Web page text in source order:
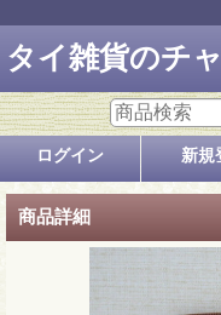
タイ雑貨のチ
ログイン 新規
商品詳細